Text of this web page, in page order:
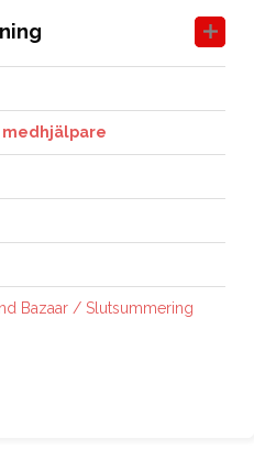
medhjälpare
Bazaar / Slutsummering